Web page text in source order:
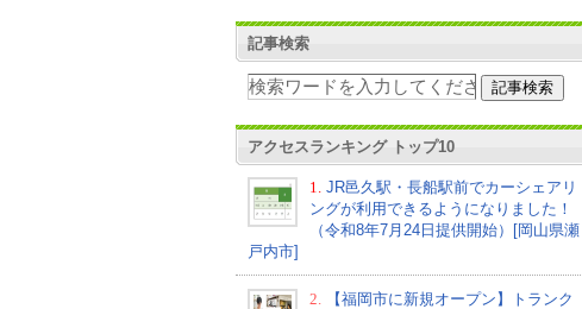
記事検索
アクセスランキング トップ10
1.
JR邑久駅・長船駅前でカーシェアリ
ングが利用できるようになりました！
（令和8年7月24日提供開始）[岡山県瀬
戸内市]
2.
【福岡市に新規オープン】トランク